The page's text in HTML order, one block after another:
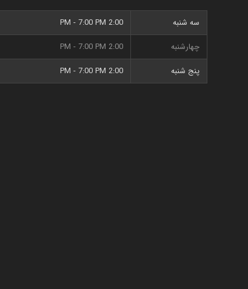
سه شنبه
2:00 PM - 7:00 PM
چهارشنبه
2:00 PM - 7:00 PM
پنج شنبه
2:00 PM - 7:00 PM